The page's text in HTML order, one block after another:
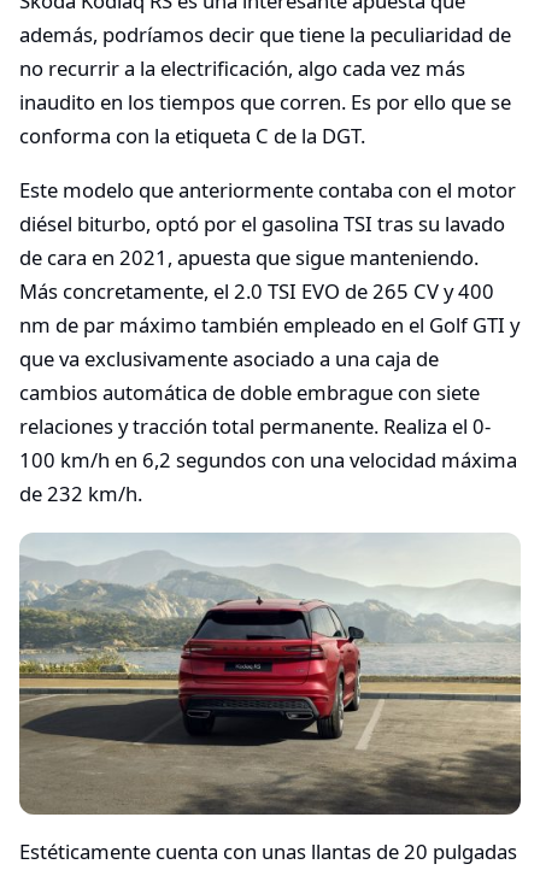
además, podríamos decir que tiene la peculiaridad de
no recurrir a la electrificación, algo cada vez más
inaudito en los tiempos que corren. Es por ello que se
conforma con la etiqueta C de la DGT.
Este modelo que anteriormente contaba con el motor
diésel biturbo, optó por el gasolina TSI tras su lavado
de cara en 2021, apuesta que sigue manteniendo.
Más concretamente, el 2.0 TSI EVO de 265 CV y 400
nm de par máximo también empleado en el Golf GTI y
que va exclusivamente asociado a una caja de
cambios automática de doble embrague con siete
relaciones y tracción total permanente. Realiza el 0-
100 km/h en 6,2 segundos con una velocidad máxima
de 232 km/h.
Estéticamente cuenta con unas llantas de 20 pulgadas